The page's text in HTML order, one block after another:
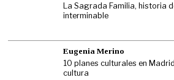
La Sagrada Familia, historia
interminable
Eugenia Merino
10 planes culturales en
cultura